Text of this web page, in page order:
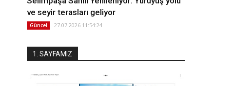
ve seyir terasları geliyor
Güncel 27.07.2026 11:54:24
1. SAYFAMIZ